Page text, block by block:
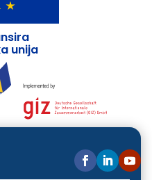
unija